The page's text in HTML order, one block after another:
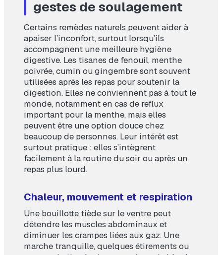
gestes de soulagement
Certains remèdes naturels peuvent aider à
apaiser l’inconfort, surtout lorsqu’ils
accompagnent une meilleure hygiène
digestive. Les tisanes de fenouil, menthe
poivrée, cumin ou gingembre sont souvent
utilisées après les repas pour soutenir la
digestion. Elles ne conviennent pas à tout le
monde, notamment en cas de reflux
important pour la menthe, mais elles
peuvent être une option douce chez
beaucoup de personnes. Leur intérêt est
surtout pratique : elles s’intègrent
facilement à la routine du soir ou après un
repas plus lourd.
Chaleur, mouvement et respiration
Une bouillotte tiède sur le ventre peut
détendre les muscles abdominaux et
diminuer les crampes liées aux gaz. Une
marche tranquille, quelques étirements ou